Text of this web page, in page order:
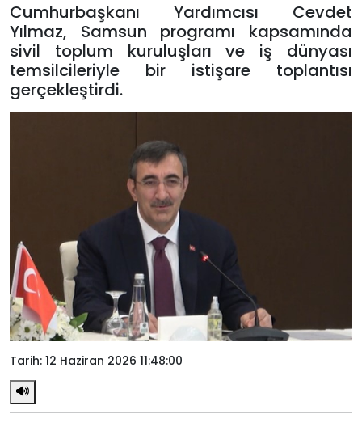
Cumhurbaşkanı Yardımcısı Cevdet
Yılmaz, Samsun programı kapsamında
sivil toplum kuruluşları ve iş dünyası
temsilcileriyle bir istişare toplantısı
gerçekleştirdi.
Tarih: 12 Haziran 2026 11:48:00